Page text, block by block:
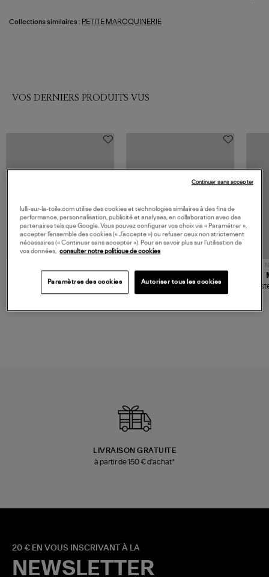
Collections similaires : PETITE MAROQUINERIE
VOS DERNIERS PRODUITS VUS
480,00 €
Sac Bobi S Cuir Lamé
Champagne
189,00 €
Mocassins Killian Sport
Mousse
LIVRAISON GRATUITE
à partir de 150 € d'achat*
20 € EN VOUS INSCRIVANT À LA
NEWSLETTER
lulli-sur-la-toile.com utilise des cookies et technologies similaires à des fins de
performance, personnalisation, publicité et analyses, en collaboration avec des
partenaires tels que Google. Vous pouvez configurer vos choix via « Paramétrer »,
accepter l’ensemble des cookies (« J’accepte ») ou refuser ceux non strictement
nécessaires (« Continuer sans accepter »). Pour en savoir plus sur l’utilisation de
vos données, consulter notre politique de cookies
Paramètres des cookies Autoriser tous les cookies
Continuer sans accepter